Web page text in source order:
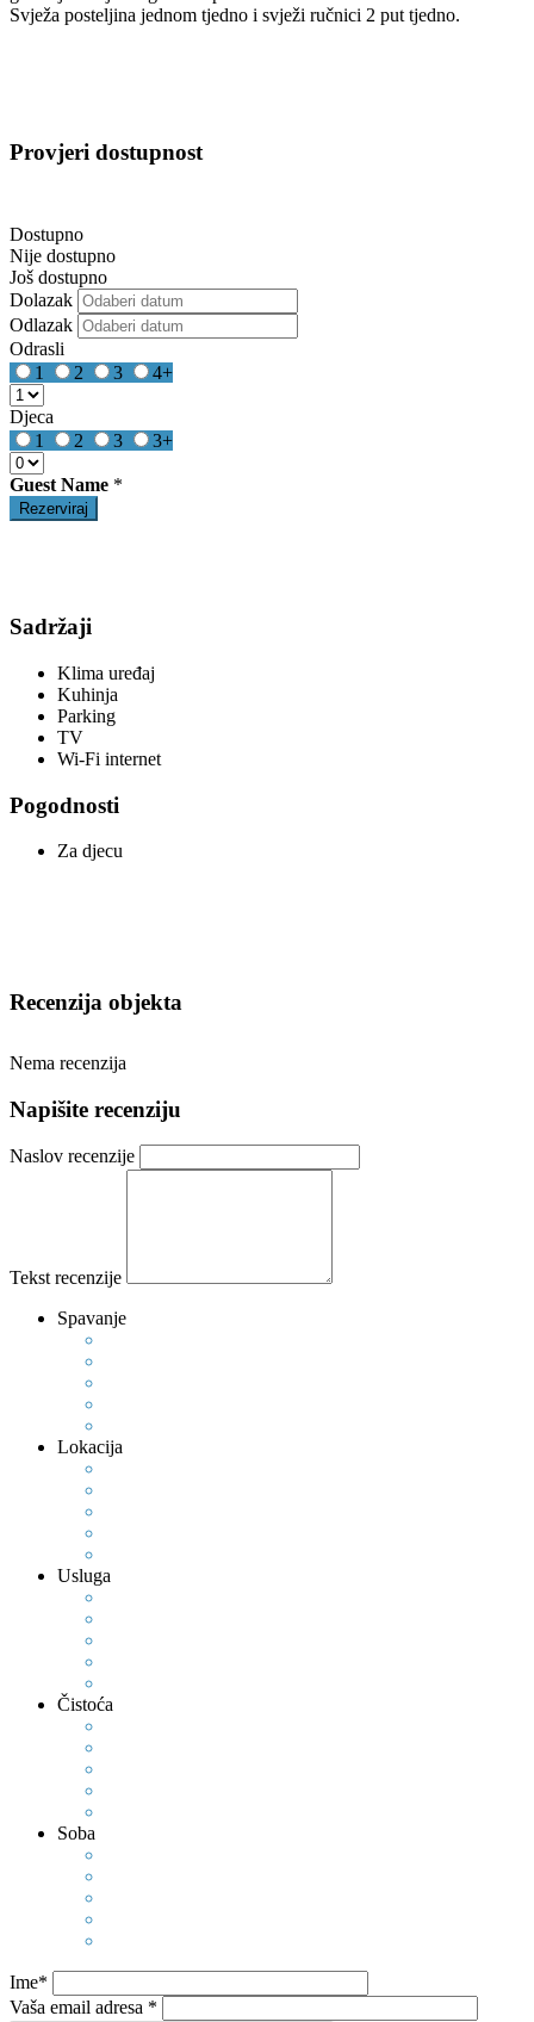
Svježa posteljina jednom tjedno i svježi ručnici 2 put tjedno.
Provjeri dostupnost
Dostupno
Nije dostupno
Još dostupno
Dolazak
Odlazak
Odrasli
1
2 3 4+
Djeca
1
2 3 3+
Guest Name *
Sadržaji
Klima uređaj
Kuhinja
Parking
TV
Wi-Fi internet
Pogodnosti
Za djecu
Recenzija objekta
Nema recenzija
Napišite recenziju
Naslov recenzije
Tekst recenzije
Spavanje
Lokacija
Usluga
Čistoća
Soba
Ime*
Vaša email adresa *